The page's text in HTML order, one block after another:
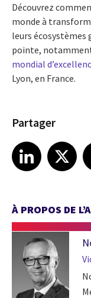
Découvrez
monde à
leurs écosystèmes
pointe,
mondial
Lyon, en France.
Partager
Share article on LinkedIn
LinkedIn
Share article on X
À PROPOS DE